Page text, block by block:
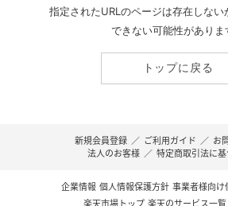
指定されたURLのページは存在しない
できない可能性がありま
トップに戻る
新規会員登録 ／ ご利用ガイド ／ お
法人のお客様 ／ 特定商取引法に
企業情報 個人情報保護方針 事業者様向
楽天市場トップ 楽天のサービス一覧